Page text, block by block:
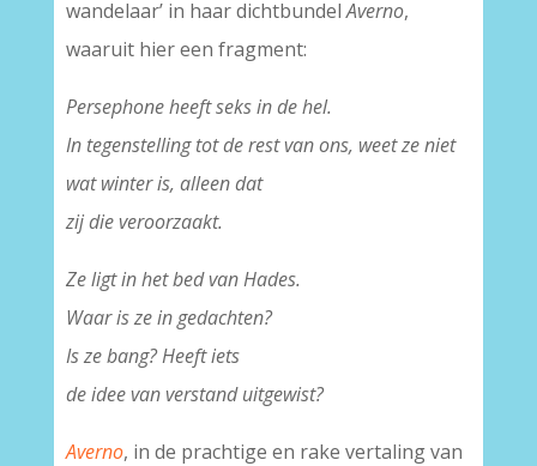
wandelaar’ in haar dichtbundelAverno,
waaruit hier een fragment:
Persephone heeft seks in de hel.
In tegenstelling tot de rest van ons, weet ze niet
wat winter is, alleen dat
zij die veroorzaakt.
Ze ligt in het bed van Hades.
Waar is ze in gedachten?
Is ze bang? Heeft iets
de idee van verstand uitgewist?
Averno, in de prachtige en rake vertaling van